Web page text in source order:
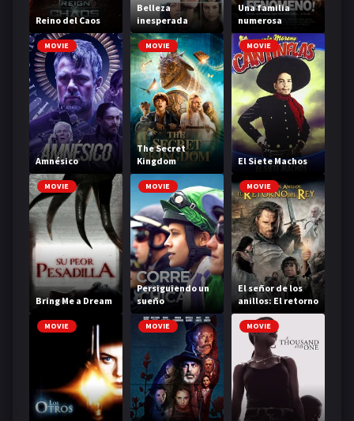
Reino del Caos
Belleza
inesperada
Una familia
numerosa
MOVIE
Amnésico
MOVIE
The Secret
Kingdom
MOVIE
El Siete Machos
MOVIE
Bring Me a Dream
MOVIE
Persiguiendo un
sueño
MOVIE
El señor de los
anillos: El retorno
del rey
MOVIE MOVIE MOVIE